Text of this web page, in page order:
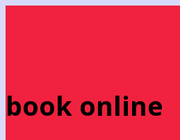
book online